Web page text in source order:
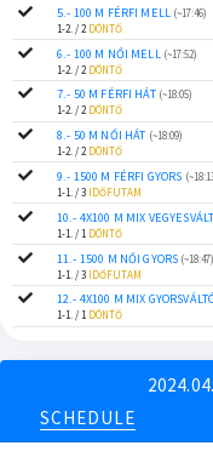
5.- 100 M FÉRFI MELL (~17:46)
1-2. / 2 DÖNTŐ
6.- 100 M NŐI MELL (~17:52)
1-2. / 2 DÖNTŐ
7.- 50 M FÉRFI HÁT (~18:05)
1-2. / 2 DÖNTŐ
8.- 50 M NŐI HÁT (~18:09)
1-2. / 2 DÖNTŐ
9.- 1500 M FÉRFI GYORS
1-1. / 3 IDŐFUTAM
10.- 4X100 M MIX
1-1. / 1 DÖNTŐ
11.- 1500 M NŐI GYORS (~18:47)
1-1. / 3 IDŐFUTAM
12.- 4X100 M MIX
1-1. / 1 DÖNTŐ
SCHEDULE